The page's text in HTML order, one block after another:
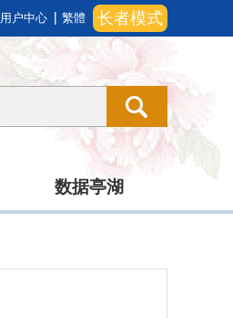
用户中心 繁體 长者模式
数据亭湖